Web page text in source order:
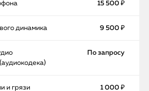
15 500 ₽
динамика 9 500 ₽
По запросу
и грязи 1 000 ₽